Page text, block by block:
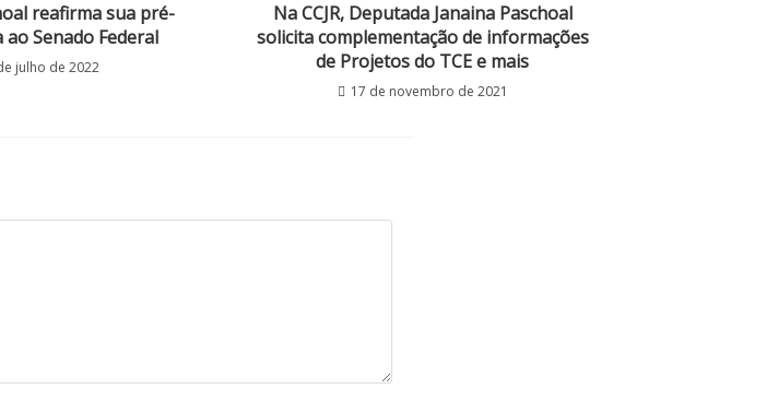
reafirma sua pré-
Senado Federal
julho de 2022
Na CCJR, Deputada Janaina Paschoal
solicita complementação de informações
de Projetos do TCE e mais
17 de novembro de 2021